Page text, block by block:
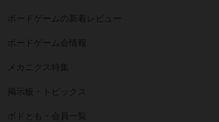
ボードゲームの新着レビュー
ボードゲーム会情報
メカニクス特集
掲示板・トピックス
ボドとも・会員一覧